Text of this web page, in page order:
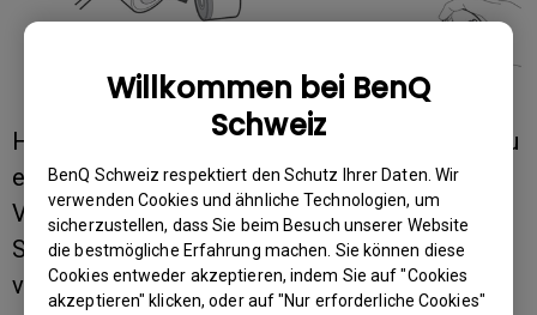
Willkommen bei BenQ
Schweiz
BenQ Schweiz respektiert den Schutz Ihrer Daten. Wir
verwenden Cookies und ähnliche Technologien, um
sicherzustellen, dass Sie beim Besuch unserer Website
die bestmögliche Erfahrung machen. Sie können diese
Cookies entweder akzeptieren, indem Sie auf "Cookies
akzeptieren" klicken, oder auf "Nur erforderliche Cookies"
Hinweis: Um die Qualität der Kommunikation zu
erhalten, wird bei Verwendung der
Vergrößerungslinse empfohlen, die
Standbildfunktion des Bildschirms zu
verwenden.